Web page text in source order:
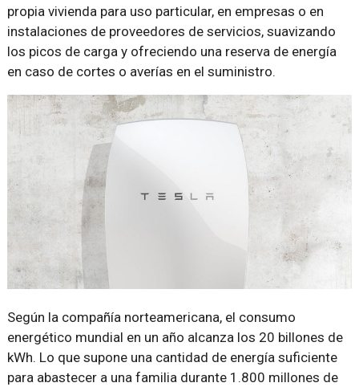
propia vivienda para uso particular, en empresas o en
instalaciones de proveedores de servicios, suavizando
los picos de carga y ofreciendo una reserva de energía
en caso de cortes o averías en el suministro.
Según la compañía norteamericana, el consumo
energético mundial en un año alcanza los 20 billones de
kWh. Lo que supone una cantidad de energía suficiente
para abastecer a una familia durante 1.800 millones de